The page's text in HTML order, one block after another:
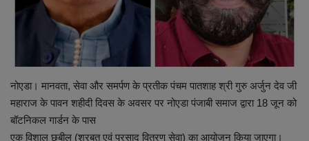
राष्ट्रीय
रोजगार
NEWS
नोएडा। मानवता, सेवा और समर्पण के प्रतीक पंचम पातशाह श्री गुरु अर्जुन देव जी
महाराज के पावन शहीदी दिवस के अवसर पर नोएडा पंजाबी समाज द्वारा 18 जून को
बॉटनिकल गार्डन के पास
एक विशाल छबील (शरबत एवं प्रसाद वितरण सेवा) का आयोजन किया जाएगा।